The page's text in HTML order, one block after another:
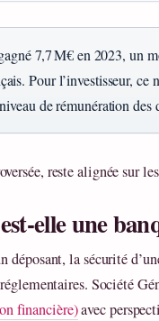
7,7 M€ en 2023, un
Pour l’investisseur, ce
de rémunération des
reste alignée sur
elle une
la sécurité
Société
financière)avec